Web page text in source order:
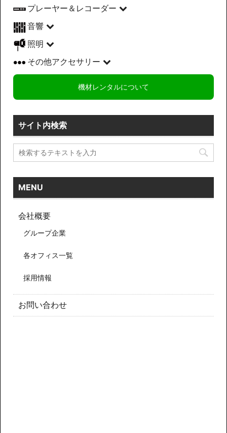
プレーヤー＆レコーダー
音響
照明
その他アクセサリー
機材レンタルについて
サイト内検索
MENU
会社概要
グループ企業
各オフィス一覧
採用情報
お問い合わせ